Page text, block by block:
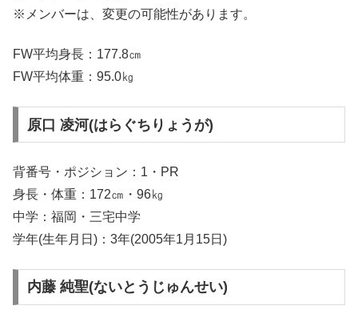
※メンバーは、変更の可能性があります。
FW平均身長：177.8㎝
FW平均体重：95.0㎏
原口 凌河(はらぐちりょうが)
背番号・ポジション：1・PR
身長・体重：172㎝・96㎏
中学：福岡・三宅中学
学年(生年月日)：3年(2005年1月15日)
内藤 純聖(ないとうじゅんせい)